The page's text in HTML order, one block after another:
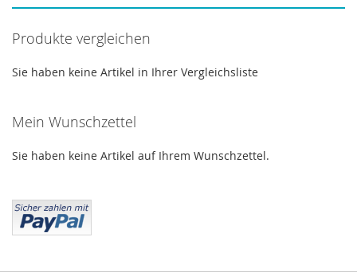
Wolfram-Lampen
Xenonlampen
Crimp Snap Vials
Dionex
Eppendorf
Filtration
Produkte vergleichen
Sie haben keine Artikel in Ihrer Vergleichsliste
Mein Wunschzettel
Sie haben keine Artikel auf Ihrem Wunschzettel.